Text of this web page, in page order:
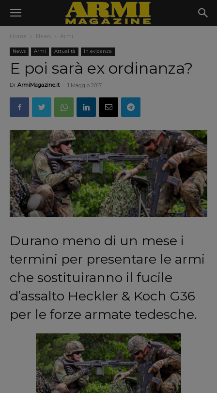
Home News Armi
News Armi Attualità In evidenza
E poi sarà ex ordinanza?
Di ArmiMagazine.it - 1 Maggio 2017
Durano meno di un mese i
termini per presentare le armi
che sostituiranno il fucile
d’assalto Heckler & Koch G36
per le forze armate tedesche.